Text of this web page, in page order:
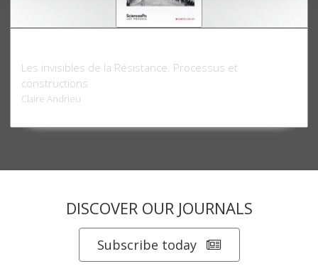
Les invisibles de la Résistance. Processus et
constructions
Claire Andrieu
DISCOVER OUR JOURNALS
Subscribe today